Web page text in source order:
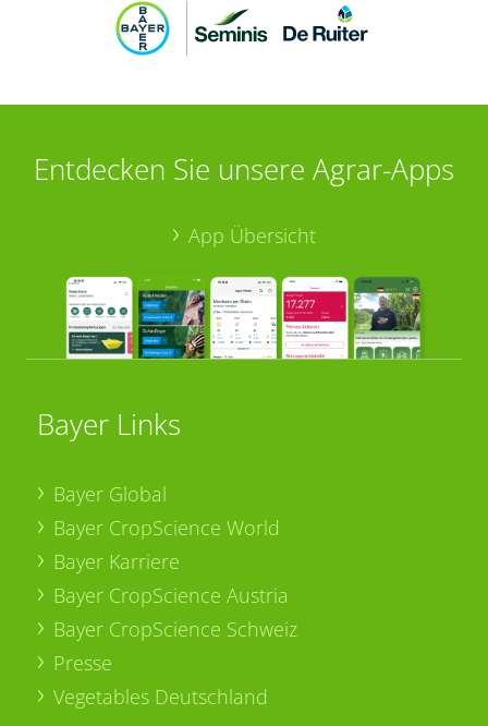
Entdecken Sie unsere Agrar-Apps
App Übersicht
Bayer Links
Bayer Global
Bayer CropScience World
Bayer Karriere
Bayer CropScience Austria
Bayer CropScience Schweiz
Presse
Vegetables Deutschland